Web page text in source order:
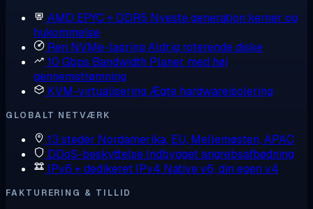
AMD EPYC + DDR5 Nyeste generation kerner og
hukommelse
Ren NVMe-lagring Aldrig roterende diske
10 Gbps Bandwidth Planer med høj
gennemstrømning
KVM-virtualisering Ægte hardwareisolering
GLOBALT NETVÆRK
13 steder Nordamerika, EU, Mellemøsten, APAC
DDoS-beskyttelse Indbygget angrebsafbødning
IPv6 + dedikeret IPv4 Native v6, din egen v4
FAKTURERING & TILLID